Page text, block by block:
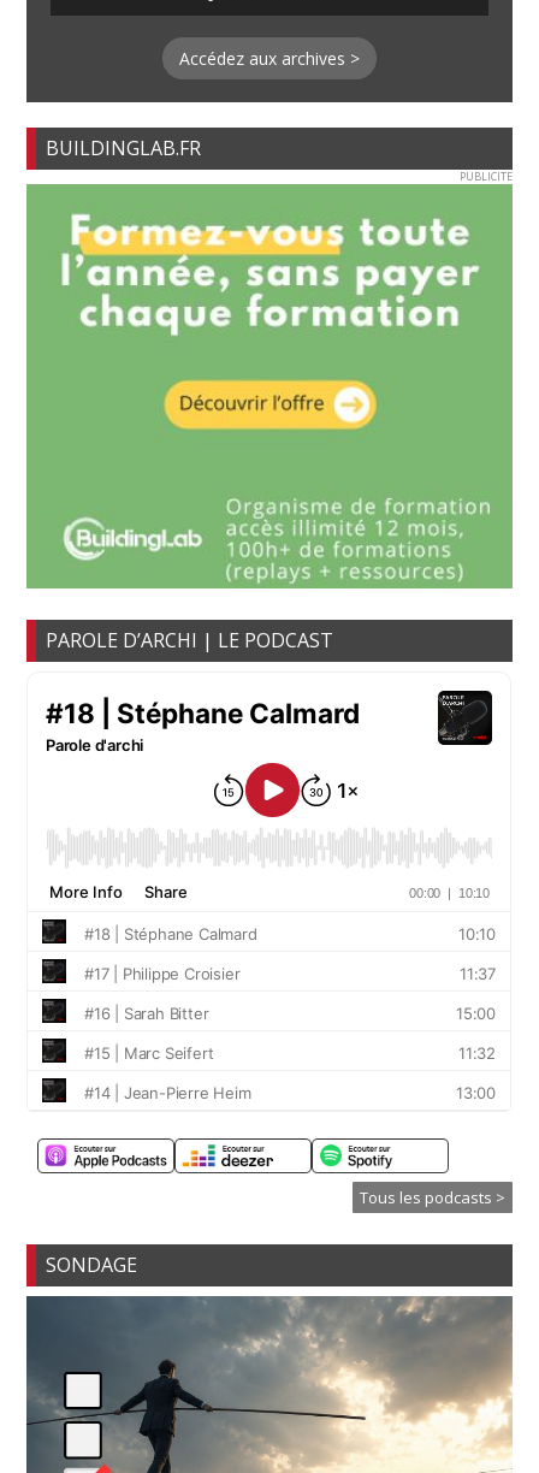
Accédez aux archives >
BUILDINGLAB.FR
PUBLICITE
PAROLE D’ARCHI | LE PODCAST
Tous les podcasts >
SONDAGE